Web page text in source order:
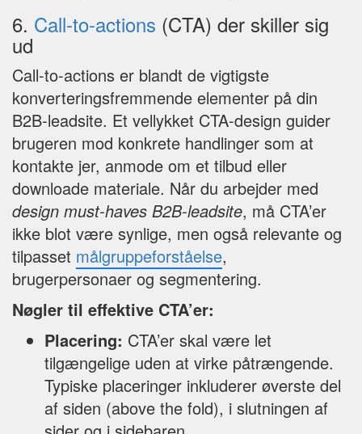
6. Call-to-actions (CTA) der skiller sig
ud
Call-to-actions er blandt de vigtigste
konverteringsfremmende elementer på din
B2B-leadsite. Et vellykket CTA-design guider
brugeren mod konkrete handlinger som at
kontakte jer, anmode om et tilbud eller
downloade materiale. Når du arbejder med
design must-haves B2B-leadsite, må CTA’er
ikke blot være synlige, men også relevante og
tilpasset målgruppeforståelse,
brugerpersonaer og segmentering.
Nøgler til effektive CTA’er:
Placering: CTA’er skal være let
tilgængelige uden at virke påtrængende.
Typiske placeringer inkluderer øverste del
af siden (above the fold), i slutningen af